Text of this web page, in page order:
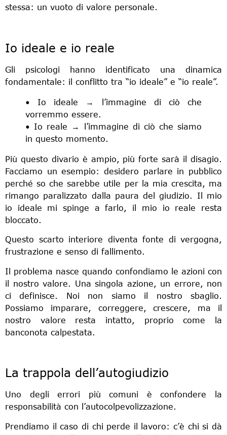
stessa: un vuoto di valore personale.
Io ideale e io reale
Gli psicologi hanno identificato una dinamica
fondamentale: il conflitto tra “io ideale” e “io reale”.
• Io ideale → l’immagine di ciò che
vorremmo essere.
• Io reale → l’immagine di ciò che siamo
in questo momento.
Più questo divario è ampio, più forte sarà il disagio.
Facciamo un esempio: desidero parlare in pubblico
perché so che sarebbe utile per la mia crescita, ma
rimango paralizzato dalla paura del giudizio. Il mio
io ideale mi spinge a farlo, il mio io reale resta
bloccato.
Questo scarto interiore diventa fonte di vergogna,
frustrazione e senso di fallimento.
Il problema nasce quando confondiamo le azioni con
il nostro valore. Una singola azione, un errore, non
ci definisce. Noi non siamo il nostro sbaglio.
Possiamo imparare, correggere, crescere, ma il
nostro valore resta intatto, proprio come la
banconota calpestata.
La trappola dell’autogiudizio
Uno degli errori più comuni è confondere la
responsabilità con l’autocolpevolizzazione.
Prendiamo il caso di chi perde il lavoro: c’è chi si dà